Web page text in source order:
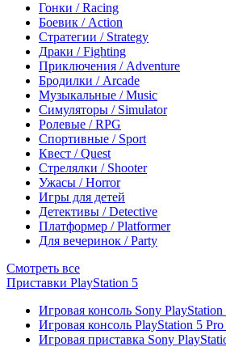
Гонки / Racing
Боевик / Action
Стратегии / Strategy
Драки / Fighting
Приключения / Adventure
Бродилки / Arcade
Музыкальные / Music
Симуляторы / Simulator
Ролевые / RPG
Спортивные / Sport
Квест / Quest
Стрелялки / Shooter
Ужасы / Horror
Игры для детей
Детективы / Detective
Платформер / Platformer
Для вечеринок / Party
Смотреть все
Приставки PlayStation 5
Игровая консоль Sony
Игровая консоль PlayStation 5
Игровая приставка Sony